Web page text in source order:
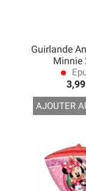
Guirlande
Minnie
lens
AJOUTER